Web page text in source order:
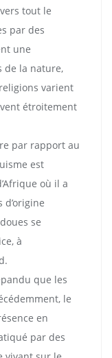
tout le
par des
une
de la nature,
varient
étroitement
par rapport au
est
où il a
se
à
que les
le
en
par des